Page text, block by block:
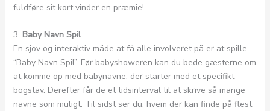
fuldføre sit kort vinder en præmie!
3. Baby Navn Spil
En sjov og interaktiv måde at få alle involveret på er at spille
“Baby Navn Spil”. Før babyshoweren kan du bede gæsterne om
at komme op med babynavne, der starter med et specifikt
bogstav. Derefter får de et tidsinterval til at skrive så mange
navne som muligt. Til sidst ser du, hvem der kan finde på flest